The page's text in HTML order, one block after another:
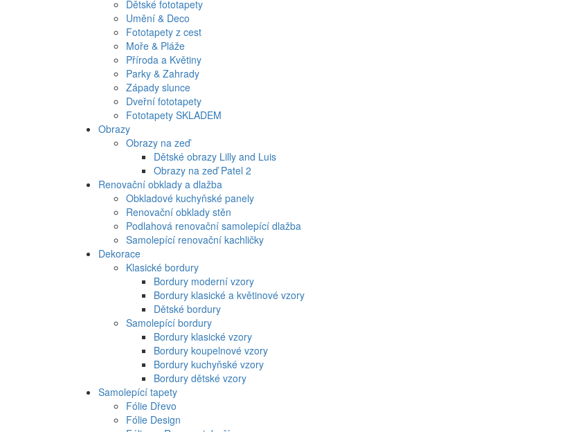
Dětské fototapety
Umění & Deco
Fototapety z cest
Moře & Pláže
Příroda a Květiny
Parky & Zahrady
Západy slunce
Dveřní fototapety
Fototapety SKLADEM
Obrazy
Obrazy na zeď
Dětské obrazy Lilly and Luis
Obrazy na zeď Patel 2
Renovační obklady a dlažba
Obkladové kuchyňské panely
Renovační obklady stěn
Podlahová renovační samolepící dlažba
Samolepící renovační kachličky
Dekorace
Klasické bordury
Bordury moderní vzory
Bordury klasické a květinové vzory
Dětské bordury
Samolepící bordury
Bordury klasické vzory
Bordury koupelnové vzory
Bordury kuchyňské vzory
Bordury dětské vzory
Samolepící tapety
Fólie Dřevo
Fólie Design